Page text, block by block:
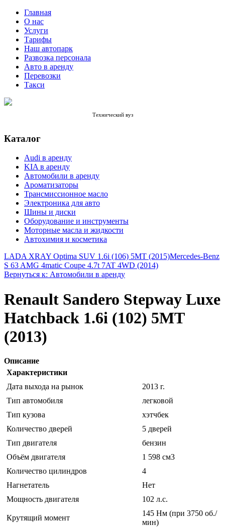
Главная
О нас
Услуги
Тарифы
Наш автопарк
Развозка персонала
Авто в аренду
Перевозки
Такси
Технический вуз
Каталог
Audi в аренду
KIA в аренду
Автомобили в аренду
Ароматизаторы
Трансмиссионное масло
Электроника для авто
Шины и диски
Оборудование и инструменты
Моторные масла и жидкости
Автохимия и косметика
LADA XRAY Optima SUV 1.6i (106) 5MT (2015)Mercedes-Benz
S 63 AMG 4matic Coupe 4.7t 7AT 4WD (2014)
Вернуться к: Автомобили в аренду
Renault Sandero Stepway Luxe
Hatchback 1.6i (102) 5MT
(2013)
Описание
Характеристики
Дата выхода на рынок
2013 г.
Тип автомобиля
легковой
Тип кузова
хэтчбек
Количество дверей
5 дверей
Тип двигателя
бензин
Объём двигателя
1 598 см3
Количество цилиндров
4
Нагнетатель
Нет
Мощность двигателя
102 л.с.
Крутящий момент
145 Нм (при 3750 об./
мин)